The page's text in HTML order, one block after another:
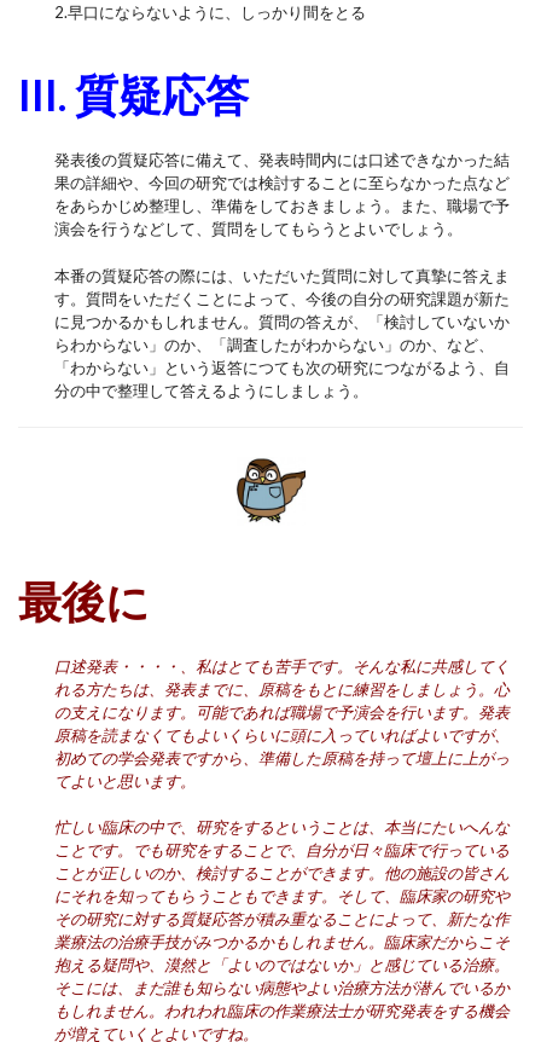
2.早口にならないように、しっかり間をとる
III. 質疑応答
発表後の質疑応答に備えて、発表時間内には口述できなかった結
果の詳細や、今回の研究では検討することに至らなかった点など
をあらかじめ整理し、準備をしておきましょう。また、職場で予
演会を行うなどして、質問をしてもらうとよいでしょう。
本番の質疑応答の際には、いただいた質問に対して真摯に答えま
す。質問をいただくことによって、今後の自分の研究課題が新た
に見つかるかもしれません。質問の答えが、「検討していないか
らわからない」のか、「調査したがわからない」のか、など、
「わからない」という返答につても次の研究につながるよう、自
分の中で整理して答えるようにしましょう。
最後に
口述発表・・・・、私はとても苦手です。そんな私に共感してく
れる方たちは、発表までに、原稿をもとに練習をしましょう。心
の支えになります。可能であれば職場で予演会を行います。発表
原稿を読まなくてもよいくらいに頭に入っていればよいですが、
初めての学会発表ですから、準備した原稿を持って壇上に上がっ
てよいと思います。
忙しい臨床の中で、研究をするということは、本当にたいへんな
ことです。でも研究をすることで、自分が日々臨床で行っている
ことが正しいのか、検討することができます。他の施設の皆さん
にそれを知ってもらうこともできます。そして、臨床家の研究や
その研究に対する質疑応答が積み重なることによって、新たな作
業療法の治療手技がみつかるかもしれません。臨床家だからこそ
抱える疑問や、漠然と「よいのではないか」と感じている治療。
そこには、まだ誰も知らない病態やよい治療方法が潜んでいるか
もしれません。われわれ臨床の作業療法士が研究発表をする機会
が増えていくとよいですね。